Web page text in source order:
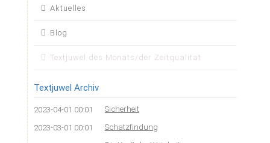
Navigation
Aktuelles
Blog
Textjuwel des Monats/der Zeitqualität
Textjuwel Archiv
2023-04-01 00:01 Sicherheit
2023-03-01 00:01 Schatzfindung